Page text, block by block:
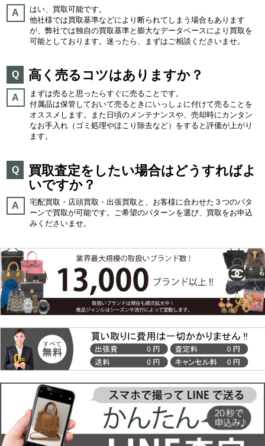
A
はい、買取可能です。
他社様では買取基準などにより断られてしまう場合もあります
が、弊社では独自の買取基準と膨大なデータベースにより買取を
可能としております。迷ったら、まずはご相談くださいませ。
Q 高く売るコツはありますか？
A
まずは売ると思ったらすぐに売ることです。
付属品は保管しておいて売るときにいっしょに付けて売ることを
オススメします。また日頃のメンテナンスや、売却時にカンタン
なお手入れ（ゴミ処理やほこり除去など）をすると評価が上がり
ます。
Q
買取査定をしたい場合はどうすればよ
いですか？
A
宅配買取・店頭買取・出張買取と、お客様に合わせた３つのパタ
ーンで買取が可能です。ご希望のパターンを選び、買取をお申込
みくださいませ。